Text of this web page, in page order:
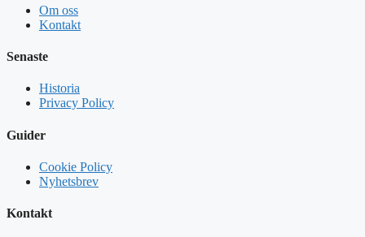
Om oss
Kontakt
Senaste
Historia
Privacy Policy
Guider
Cookie Policy
Nyhetsbrev
Kontakt